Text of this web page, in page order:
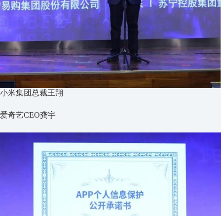
小米集团总裁王翔
爱奇艺CEO龚宇